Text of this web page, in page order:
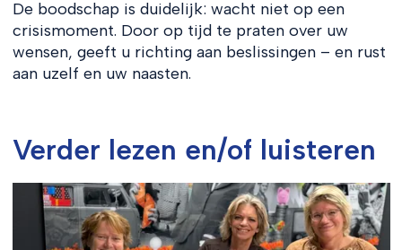
De boodschap is duidelijk: wacht niet op een
crisismoment. Door op tijd te praten over uw
wensen, geeft u richting aan beslissingen – en rust
aan uzelf en uw naasten.
Verder lezen en/of luisteren